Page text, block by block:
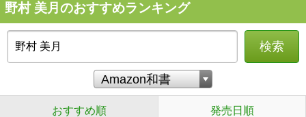
野村 美月のおすすめランキング
検索
おすすめ順 発売日順